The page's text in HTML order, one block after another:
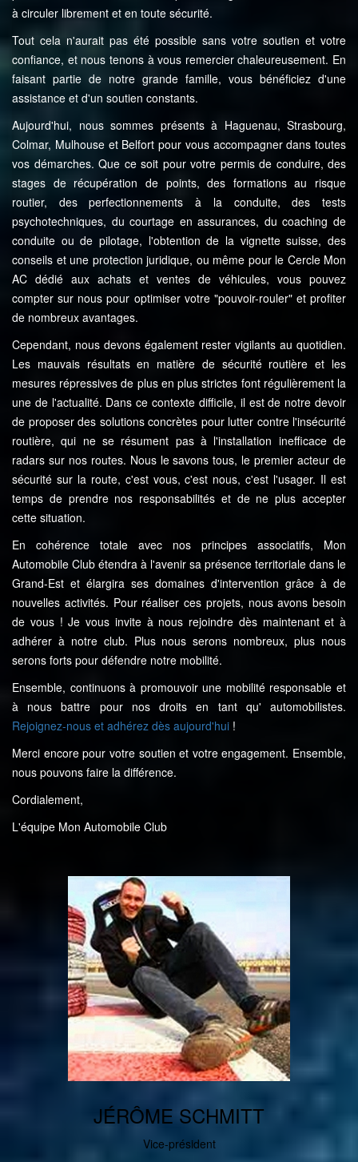
à circuler librement et en toute sécurité.
Tout cela n'aurait pas été possible sans votre soutien et votre
confiance, et nous tenons à vous remercier chaleureusement. En
faisant partie de notre grande famille, vous bénéficiez d'une
assistance et d'un soutien constants.
Aujourd'hui, nous sommes présents à Haguenau, Strasbourg,
Colmar, Mulhouse et Belfort pour vous accompagner dans toutes
vos démarches. Que ce soit pour votre permis de conduire, des
stages de récupération de points, des formations au risque
routier, des perfectionnements à la conduite, des tests
psychotechniques, du courtage en assurances, du coaching de
conduite ou de pilotage, l'obtention de la vignette suisse, des
conseils et une protection juridique, ou même pour le Cercle Mon
AC dédié aux achats et ventes de véhicules, vous pouvez
compter sur nous pour optimiser votre "pouvoir-rouler" et profiter
de nombreux avantages.
Cependant, nous devons également rester vigilants au quotidien.
Les mauvais résultats en matière de sécurité routière et les
mesures répressives de plus en plus strictes font régulièrement la
une de l'actualité. Dans ce contexte difficile, il est de notre devoir
de proposer des solutions concrètes pour lutter contre l'insécurité
routière, qui ne se résument pas à l'installation inefficace de
radars sur nos routes. Nous le savons tous, le premier acteur de
sécurité sur la route, c'est vous, c'est nous, c'est l'usager. Il est
temps de prendre nos responsabilités et de ne plus accepter
cette situation.
En cohérence totale avec nos principes associatifs, Mon
Automobile Club étendra à l'avenir sa présence territoriale dans le
Grand-Est et élargira ses domaines d'intervention grâce à de
nouvelles activités. Pour réaliser ces projets, nous avons besoin
de vous ! Je vous invite à nous rejoindre dès maintenant et à
adhérer à notre club. Plus nous serons nombreux, plus nous
serons forts pour défendre notre mobilité.
Ensemble, continuons à promouvoir une mobilité responsable et
à nous battre pour nos droits en tant qu' automobilistes.
Rejoignez-nous et adhérez dès aujourd'hui !
Merci encore pour votre soutien et votre engagement. Ensemble,
nous pouvons faire la différence.
Cordialement,
L'équipe Mon Automobile Club
JÉRÔME SCHMITT
Vice-président